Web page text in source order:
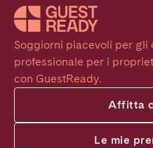
Soggiorni piacevoli per gli
professionale per i
con GuestReady.
Affitta
Le mie